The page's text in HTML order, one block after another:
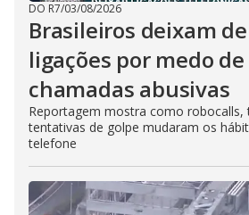
DO R7/03/08/2026
Brasileiros deixam
ligações por medo
chamadas abusivas
Reportagem mostra como robocalls,
tentativas de golpe mudaram os
telefone